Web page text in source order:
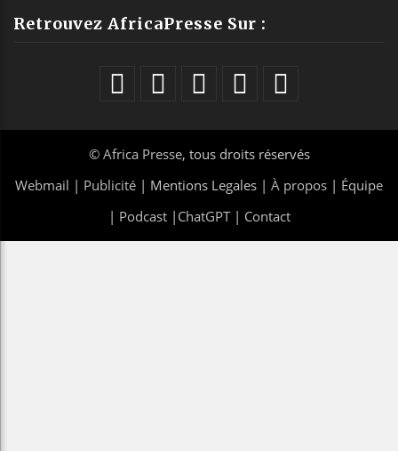
Retrouvez AfricaPresse Sur :
© Africa Presse, tous droits réservés
Webmail | Publicité | Mentions Legales | À propos | Équipe
| Podcast| ChatGPT| Contact